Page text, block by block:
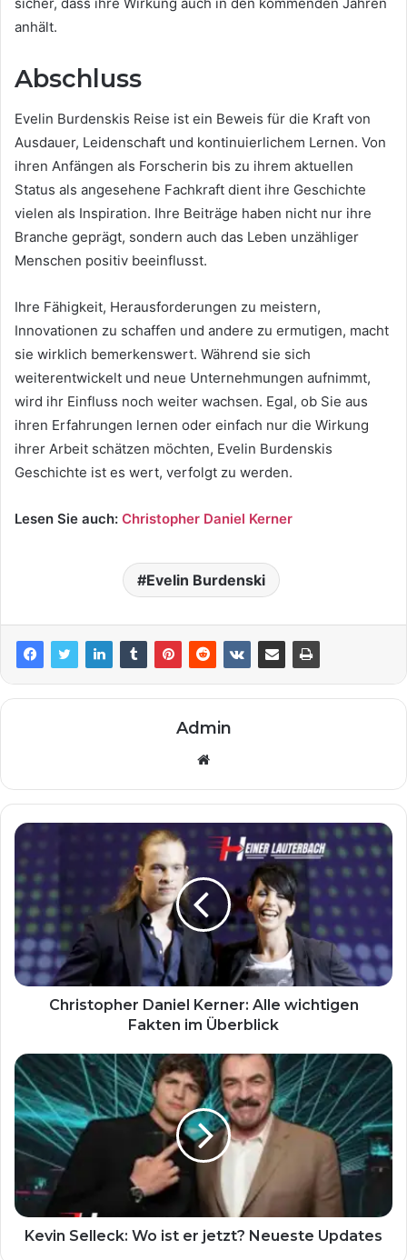
anhält.
Abschluss
Evelin Burdenskis Reise ist ein Beweis für die Kraft von
Ausdauer, Leidenschaft und kontinuierlichem Lernen. Von
ihren Anfängen als Forscherin bis zu ihrem aktuellen
Status als angesehene Fachkraft dient ihre Geschichte
vielen als Inspiration. Ihre Beiträge haben nicht nur ihre
Branche geprägt, sondern auch das Leben unzähliger
Menschen positiv beeinflusst.
Ihre Fähigkeit, Herausforderungen zu meistern,
Innovationen zu schaffen und andere zu ermutigen, macht
sie wirklich bemerkenswert. Während sie sich
weiterentwickelt und neue Unternehmungen aufnimmt,
wird ihr Einfluss noch weiter wachsen. Egal, ob Sie aus
ihren Erfahrungen lernen oder einfach nur die Wirkung
ihrer Arbeit schätzen möchten, Evelin Burdenskis
Geschichte ist es wert, verfolgt zu werden.
Lesen Sie auch: Christopher Daniel Kerner
Evelin Burdenski
Admin
Website
Christopher Daniel Kerner: Alle wichtigen
Fakten im Überblick
Kevin Selleck: Wo ist er jetzt? Neueste Updates